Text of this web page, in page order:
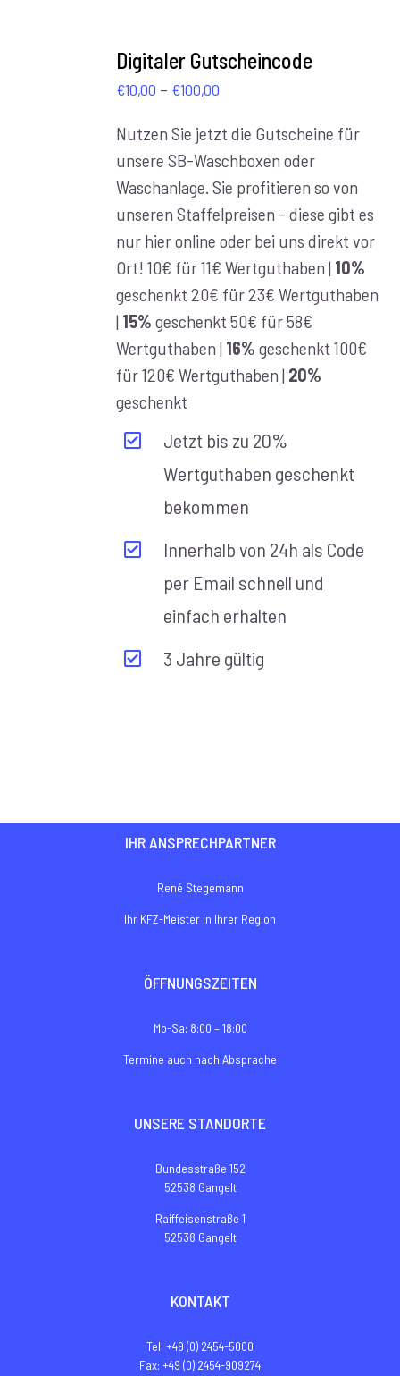
Digitaler Gutscheincode
€10,00 – €100,00
bis
€100,00
Nutzen Sie jetzt die Gutscheine für
unsere SB-Waschboxen oder
Waschanlage. Sie profitieren so von
unseren Staffelpreisen - diese gibt es
nur hier online oder bei uns direkt vor
Ort! 10€ für 11€ Wertguthaben | 10%
geschenkt 20€ für 23€ Wertguthaben
| 15% geschenkt 50€ für 58€
Wertguthaben | 16% geschenkt 100€
für 120€ Wertguthaben | 20%
geschenkt
Jetzt bis zu 20%
Wertguthaben geschenkt
bekommen
Innerhalb von 24h als Code
per Email schnell und
einfach erhalten
3 Jahre gültig
IHR ANSPRECHPARTNER
René Stegemann
Ihr KFZ-Meister in Ihrer Region
ÖFFNUNGSZEITEN
Mo-Sa: 8:00 – 18:00
Termine auch nach Absprache
UNSERE STANDORTE
Bundesstraße 152
52538 Gangelt
Raiffeisenstraße 1
52538 Gangelt
KONTAKT
Tel: +49 (0) 2454-5000
Fax: +49 (0) 2454-909274